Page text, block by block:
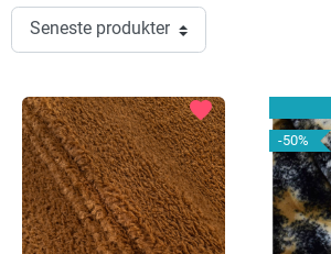
favorite
-50%